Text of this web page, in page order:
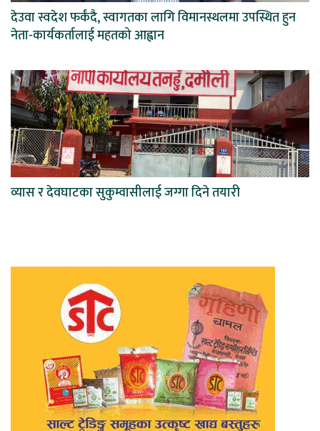
देउवा स्वदेश फर्कंदै, स्वागतका लागि विमानस्थलमा उपस्थित हुन
नेता-कार्यकर्तालाई महतको आह्वान
व्यास र देवघाटका सुकुम्वासीलाई जग्गा दिने तयारी